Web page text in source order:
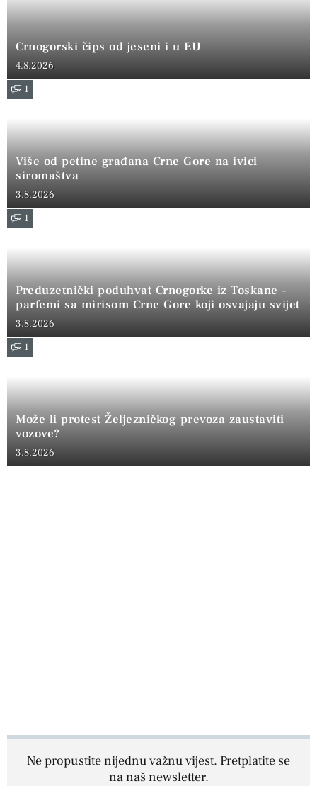
Crnogorski čips od jeseni i u EU
4.8.2026
1
Više od petine građana Crne Gore na ivici
siromaštva
3.8.2026
1
Preduzetnički poduhvat Crnogorke iz Toskane –
parfemi sa mirisom Crne Gore koji osvajaju svijet
3.8.2026
1
Može li protest Željezničkog prevoza zaustaviti
vozove?
3.8.2026
Ne propustite nijednu važnu vijest. Pretplatite se
na naš newsletter.